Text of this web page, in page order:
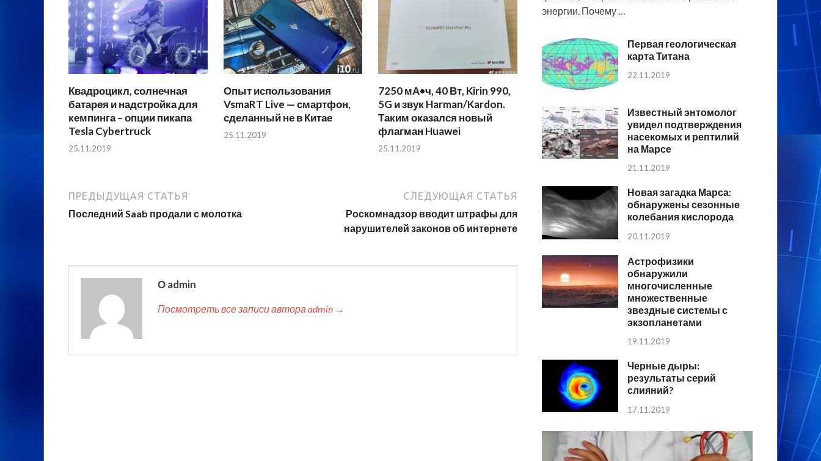
Квадроцикл, солнечная
батарея и надстройка для
кемпинга – опции пикапа
Tesla Cybertruck
25.11.2019
Опыт использования
VsmaRT Live — смартфон,
сделанный не в Китае
25.11.2019
7250 мА•ч, 40 Вт, Kirin 990,
5G и звук Harman/Kardon.
Таким оказался новый
флагман Huawei
25.11.2019
ПРЕДЫДУЩАЯ СТАТЬЯ
Последний Saab продали с молотка
СЛЕДУЮЩАЯ СТАТЬЯ
Роскомнадзор вводит штрафы для
нарушителей законов об интернете
О admin
Посмотреть все записи автора admin →
энергии. Почему …
Первая геологическая
карта Титана
22.11.2019
Известный энтомолог
увидел подтверждения
насекомых и рептилий
на Марсе
21.11.2019
Новая загадка Марса:
обнаружены сезонные
колебания кислорода
20.11.2019
Астрофизики
обнаружили
многочисленные
множественные
звездные системы с
экзопланетами
19.11.2019
Черные дыры:
результаты серий
слияний?
17.11.2019